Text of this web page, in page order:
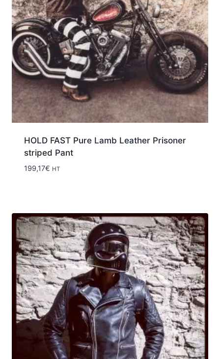
HOLD FAST Pure Lamb Leather Prisoner
striped Pant
199,17€ HT